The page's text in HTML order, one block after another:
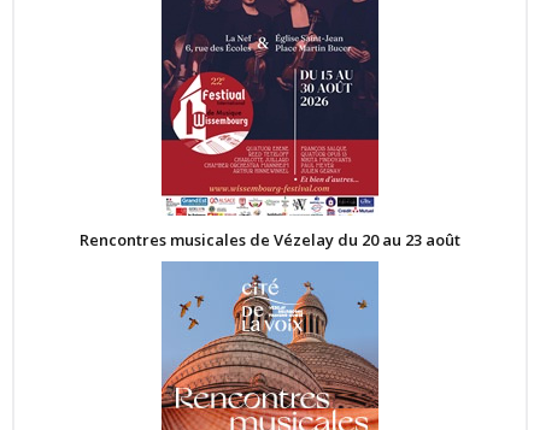
Rencontres musicales de Vézelay du 20 au 23 août